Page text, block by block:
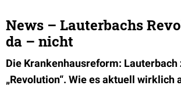
News – Lauterbachs
da – nicht
Die Krankenhausreform: Lauterbach
„Revolution“. Wie es aktuell wirklich